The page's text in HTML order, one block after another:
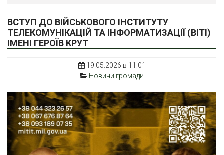
ВСТУП ДО ВІЙСЬКОВОГО ІНСТИТУТУ
ТЕЛЕКОМУНІКАЦІЙ ТА ІНФОРМАТИЗАЦІЇ (ВІТІ)
ІМЕНІ ГЕРОЇВ КРУТ
19.05.2026 в 11:01
Новини громади